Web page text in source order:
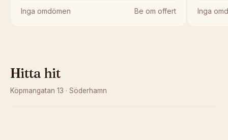
Inga omdömen Be om offert Inga
Hitta hit
Köpmangatan 13 · Söderhamn